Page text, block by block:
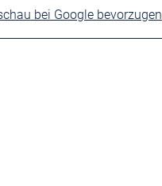
bei Google bevorzugen